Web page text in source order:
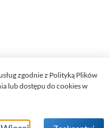
prawa zastrzeżone.
zgodnie z Polityką Plików
lub dostępu do cookies w